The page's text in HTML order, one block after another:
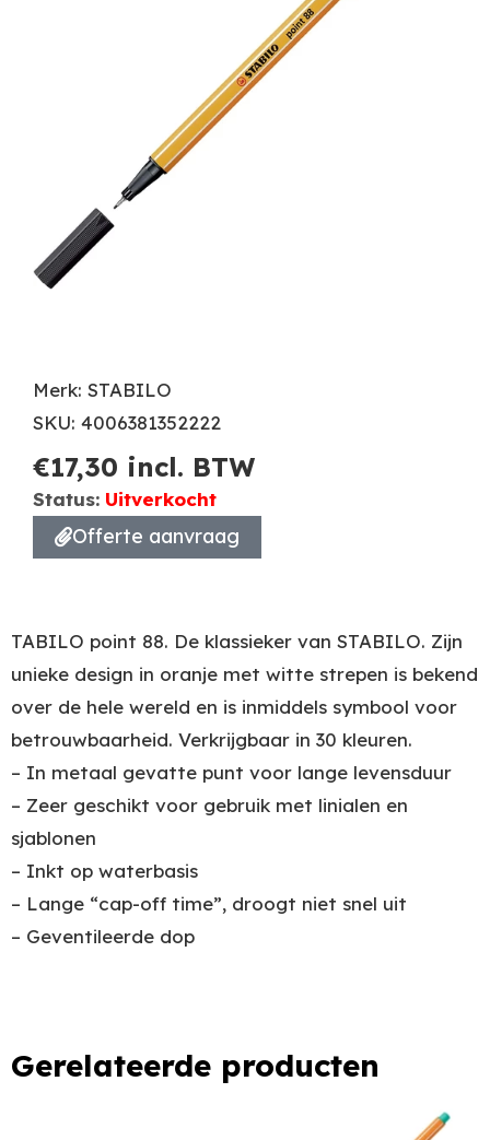
Merk: STABILO
SKU: 4006381352222
€17,30 incl. BTW
Status: Uitverkocht
Offerte aanvraag
TABILO point 88. De klassieker van STABILO. Zijn
unieke design in oranje met witte strepen is bekend
over de hele wereld en is inmiddels symbool voor
betrouwbaarheid. Verkrijgbaar in 30 kleuren.
– In metaal gevatte punt voor lange levensduur
– Zeer geschikt voor gebruik met linialen en
sjablonen
– Inkt op waterbasis
– Lange “cap-off time”, droogt niet snel uit
– Geventileerde dop
Gerelateerde producten